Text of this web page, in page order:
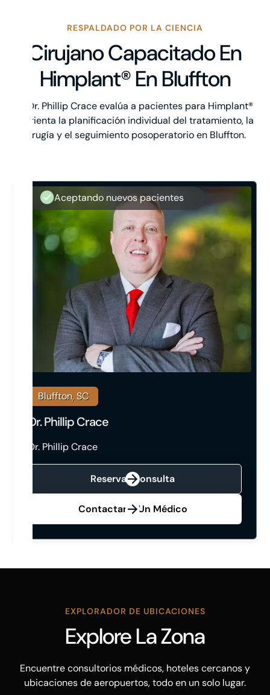
RESPALDADO POR LA CIENCIA
Cirujano Capacitado En
Himplant® En Bluffton
El Dr. Phillip Crace evalúa a pacientes para Himplant®
y orienta la planificación individual del tratamiento, la
cirugía y el seguimiento posoperatorio en Bluffton.
Aceptando nuevos pacientes
Bluffton, SC
Dr. Phillip Crace
Dr. Phillip Crace
Reservar Consulta
Contactar A Un Médico
EXPLORADOR DE UBICACIONES
Explore La Zona
Encuentre consultorios médicos, hoteles cercanos y
ubicaciones de aeropuertos, todo en un solo lugar.